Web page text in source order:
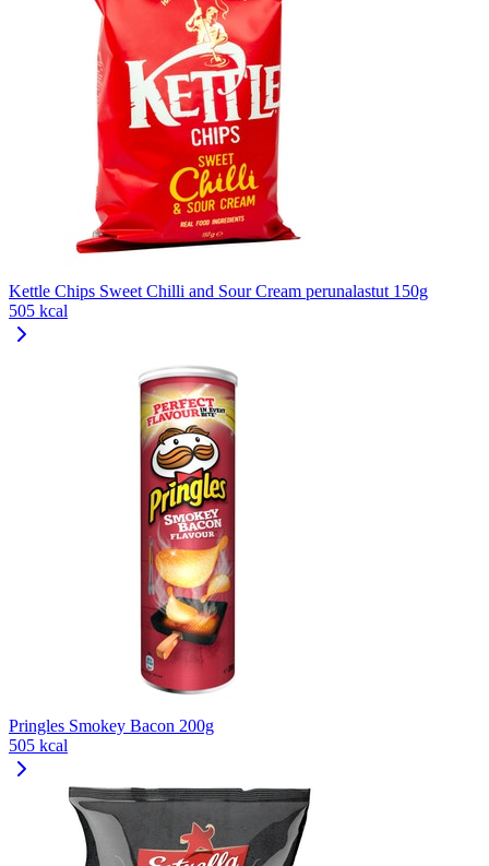
Kettle Chips Sweet Chilli and Sour Cream perunalastut 150g
505 kcal
Pringles Smokey Bacon 200g
505 kcal